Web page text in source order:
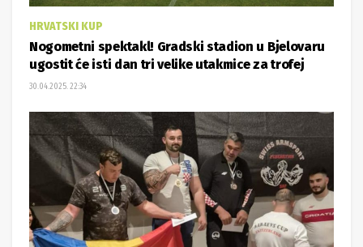
HRVATSKI KUP
Nogometni spektakl! Gradski stadion u Bjelovaru
ugostit će isti dan tri velike utakmice za trofej
30.04.2025. 22:34